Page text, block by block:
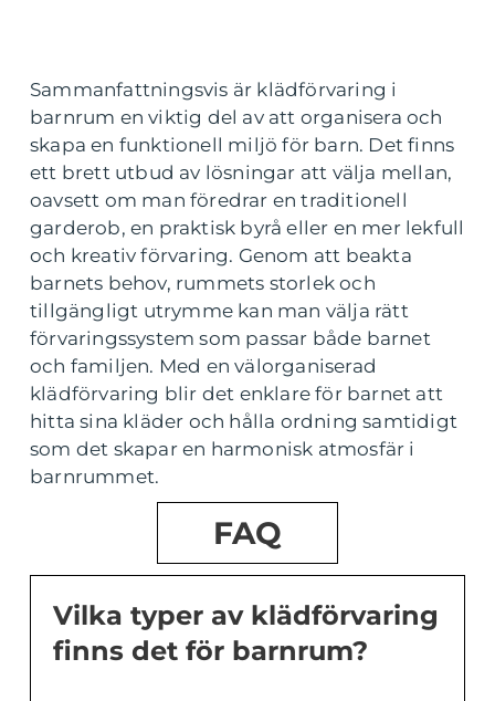
Sammanfattningsvis är klädförvaring i
barnrum en viktig del av att organisera och
skapa en funktionell miljö för barn. Det finns
ett brett utbud av lösningar att välja mellan,
oavsett om man föredrar en traditionell
garderob, en praktisk byrå eller en mer lekfull
och kreativ förvaring. Genom att beakta
barnets behov, rummets storlek och
tillgängligt utrymme kan man välja rätt
förvaringssystem som passar både barnet
och familjen. Med en välorganiserad
klädförvaring blir det enklare för barnet att
hitta sina kläder och hålla ordning samtidigt
som det skapar en harmonisk atmosfär i
barnrummet.
FAQ
Vilka typer av klädförvaring
finns det för barnrum?